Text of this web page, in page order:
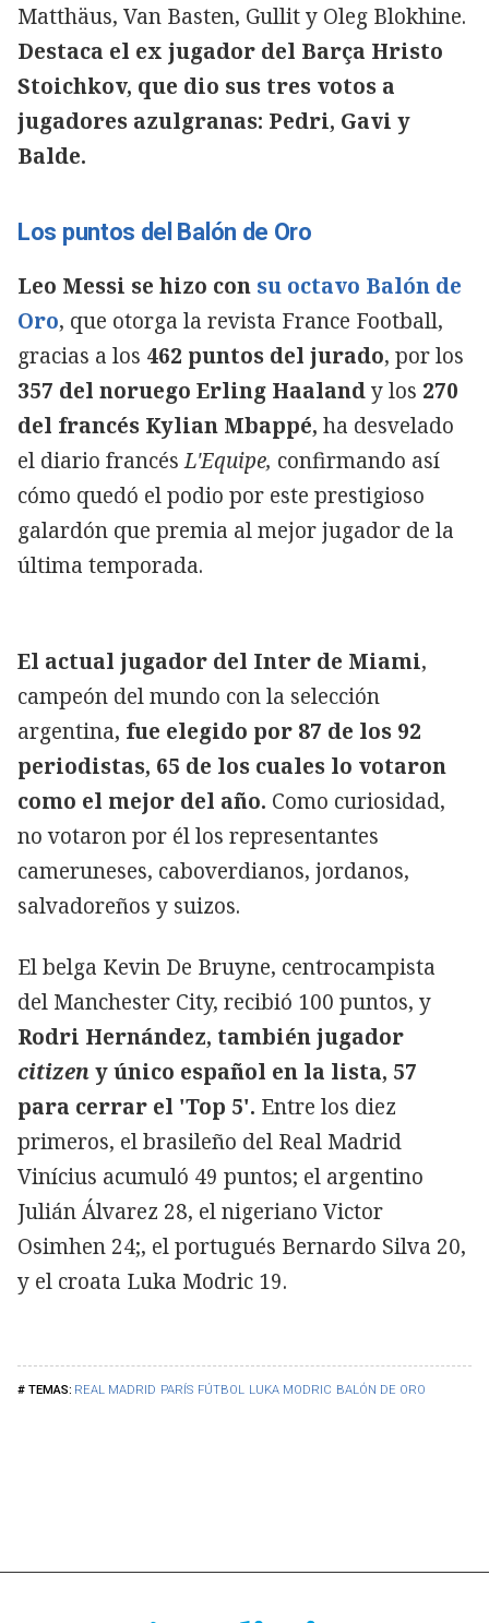
REAL MADRID PARÍS FÚTBOL LUKA MODRIC BALÓN DE ORO
Matthäus, Van Basten, Gullit y Oleg Blokhine.
Destaca el ex jugador del Barça Hristo
Stoichkov, que dio sus tres votos a
jugadores azulgranas: Pedri, Gavi y
Balde.
Los puntos del Balón de Oro
Leo Messi se hizo con su octavo Balón de
Oro, que otorga la revista France Football,
gracias a los 462 puntos del jurado, por los
357 del noruego Erling Haalandy los 270
del francés Kylian Mbappé, ha desvelado
el diario francésL'Equipe, confirmando así
cómo quedó el podio por este prestigioso
galardón que premia al mejor jugador de la
última temporada.
El actual jugador del Inter de Miami,
campeón del mundo con la selección
argentina, fue elegido por 87 de los 92
periodistas, 65 de los cuales lo votaron
como el mejor del año. Como curiosidad,
no votaron por él los representantes
cameruneses, caboverdianos, jordanos,
salvadoreños y suizos.
El belga Kevin De Bruyne, centrocampista
del Manchester City, recibió 100 puntos, y
Rodri Hernández, también jugador
citizeny único español en la lista, 57
para cerrar el 'Top 5'. Entre los diez
primeros, el brasileño del Real Madrid
Vinícius acumuló 49 puntos; el argentino
Julián Álvarez 28, el nigeriano Victor
Osimhen 24;, el portugués Bernardo Silva 20,
y el croata Luka Modric 19.